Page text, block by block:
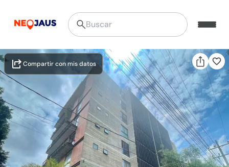
Compartir con mis datos